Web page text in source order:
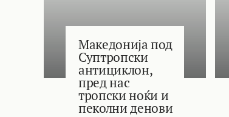
Македонија под
Суптропски
антициклон,
пред нас
тропски ноќи и
пеколни денови